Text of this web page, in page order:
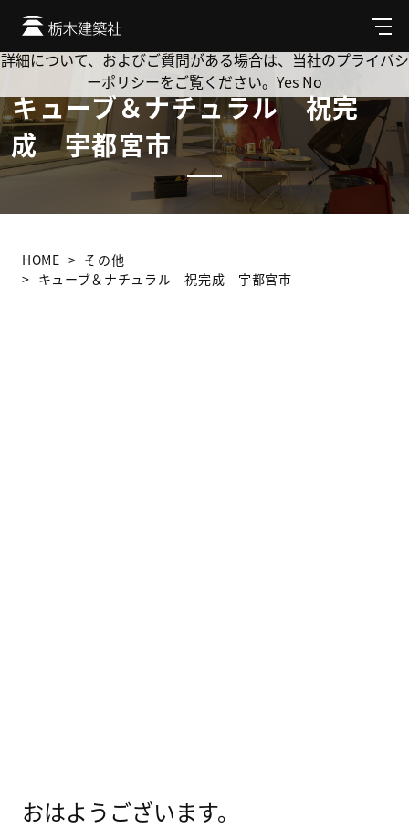
メ
ニ
ュ
キューブ＆ナチュラル 祝完
成 宇都宮市
HOME
その他
キューブ＆ナチュラル 祝完成 宇都宮市
おはようございます。
Cookie を使用して、お客様の活動を追跡してもよろしいです
か? 当社ではお客様のプライバシーを極めて重視しています。
詳細について、およびご質問がある場合は、当社のプライバシ
ーポリシーをご覧ください。 Yes No